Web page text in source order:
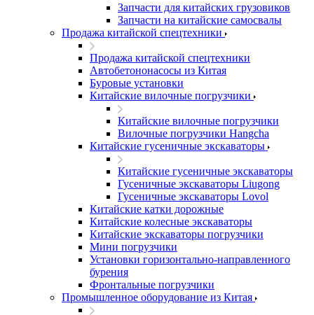
Запчасти для китайских грузовиков
Запчасти на китайские самосвалы
Продажа китайской спецтехники
Продажа китайской спецтехники
Автобетононасосы из Китая
Буровые установки
Китайские вилочные погрузчики
Китайские вилочные погрузчики
Вилочные погрузчики Hangcha
Китайские гусеничные экскаваторы
Китайские гусеничные экскаваторы
Гусеничные экскаваторы Liugong
Гусеничные экскаваторы Lovol
Китайские катки дорожные
Китайские колесные экскаваторы
Китайские экскаваторы погрузчики
Мини погрузчики
Установки горизонтально-направленного
бурения
Фронтальные погрузчики
Промышленное оборудование из Китая